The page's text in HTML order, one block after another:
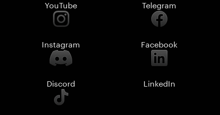
YouTube Telegram
Instagram Facebook
Discord LinkedIn